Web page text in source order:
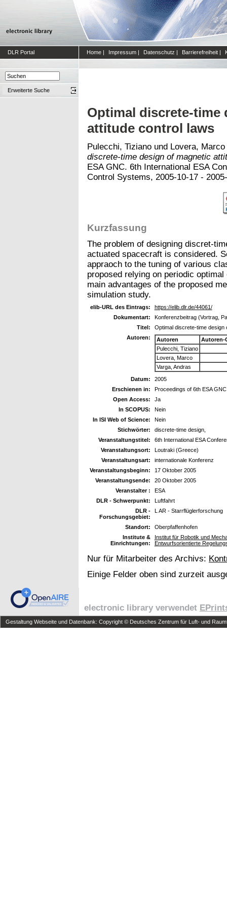
DLR Portal Home | Impressum | Datenschutz | Barrierefreiheit |
Erweiterte Suche
Optimal discrete-time
attitude control laws
Pulecchi, Tiziano und Lovera, Marco
discrete-time design of magnetic
ESA GNC. 6th International ESA
Control Systems, 2005-10-17 -
Kurzfassung
The problem of designing discret-
actuated spacecraft is considered.
appraoch to the tuning of various
proposed relying on periodic
main advantages of the proposed
simulation study.
elib-URL des Eintrags:
https://elib.dlr.de/44061/
Dokumentart:
Konferenzbeitrag (Vortrag,
Titel:
Optimal discrete-time design
Autoren:
Autoren
Autoren-
Pulecchi, Tiziano
Lovera, Marco
Varga, Andras
Datum:
2005
Erschienen in:
Proceedings of 6th ESA GNC
Open Access:
Ja
In SCOPUS:
Nein
In ISI Web of Science:
Nein
Stichwörter:
discrete-time design,
Veranstaltungstitel:
6th International ESA
Veranstaltungsort:
Loutraki (Greece)
Veranstaltungsart:
internationale Konferenz
Veranstaltungsbeginn:
17 Oktober 2005
Veranstaltungsende:
20 Oktober 2005
Veranstalter :
ESA
DLR - Schwerpunkt:
Luftfahrt
DLR -
Forschungsgebiet:
L AR - Starrflüglerforschung
Standort:
Oberpfaffenhofen
Institute &
Einrichtungen:
Institut für Robotik und
Entwurfsorientierte
Nur für Mitarbeiter des Archivs:
Einige Felder oben sind zurzeit
electronic library verwendet
Gestaltung Webseite und Datenbank: Copyright © Deutsches Zentrum für Luft- und